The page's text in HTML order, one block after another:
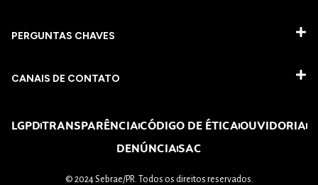
PERGUNTAS CHAVES​
CANAIS DE CONTATO
LGPDTRANSPARÊNCIACÓDIGO DE ÉTICAOUVIDORIA
DENÚNCIASAC
© 2024 Sebrae/PR. Todos os direitos reservados.